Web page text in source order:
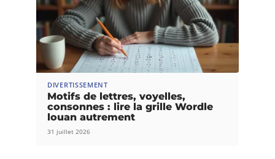
DIVERTISSEMENT
Motifs de lettres, voyelles,
consonnes : lire la grille Wordle
louan autrement
31 juillet 2026